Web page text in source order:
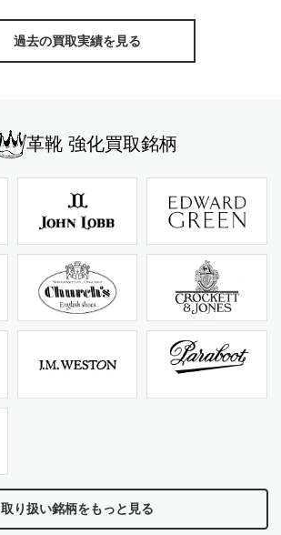
過去の買取実績を見る
革靴 強化買取銘柄
取り扱い銘柄をもっと見る